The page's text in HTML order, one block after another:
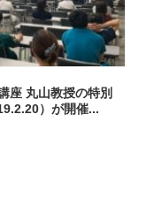
座 丸山教授の特別
）が開催...